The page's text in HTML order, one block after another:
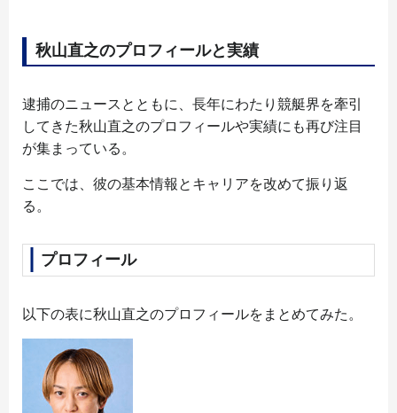
秋山直之のプロフィールと実績
逮捕のニュースとともに、長年にわたり競艇界を牽引
してきた秋山直之のプロフィールや実績にも再び注目
が集まっている。
ここでは、彼の基本情報とキャリアを改めて振り返
る。
プロフィール
以下の表に秋山直之のプロフィールをまとめてみた。